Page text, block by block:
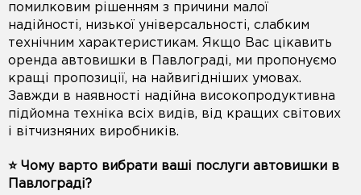
помилковим рішенням з причини малої
надійності, низької універсальності, слабким
технічним характеристикам. Якщо Вас цікавить
оренда автовишки в Павлограді, ми пропонуємо
кращі пропозиції, на найвигідніших умовах.
Завжди в наявності надійна високопродуктивна
підйомна техніка всіх видів, від кращих світових
і вітчизняних виробників.
⭐️ Чому варто вибрати ваші послуги автовишки в
Павлограді?